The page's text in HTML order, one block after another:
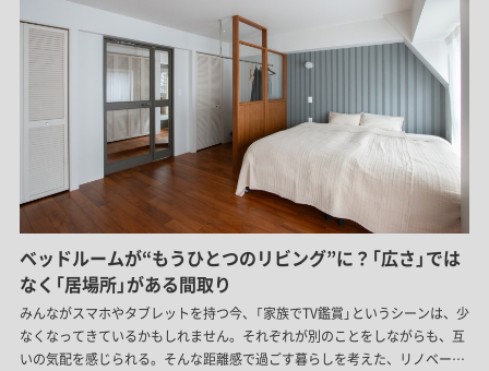
ベッドルームが“もうひとつのリビング”に？「広さ」では
なく「居場所」がある間取り
みんながスマホやタブレットを持つ今、「家族でTV鑑賞」というシーンは、少
なくなってきているかもしれません。それぞれが別のことをしながらも、互
いの気配を感じられる。そんな距離感で過ごす暮らしを考えた、リノベーシ